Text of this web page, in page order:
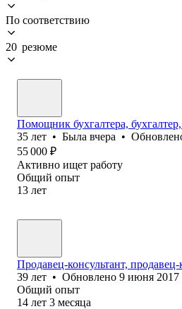
По соответствию
20 резюме
Помощник бухгалтера,
35 лет • Была вчера •
55 000 ₽
Активно ищет работу
Общий опыт
13 лет
Продавец-консультант, продавец-
39 лет • Обновлено 9 июня 2017
Общий опыт
14 лет 3 месяца